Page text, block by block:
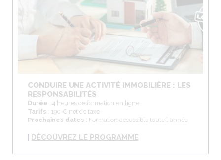
CONDUIRE UNE ACTIVITÉ IMMOBILIÈRE : LES
RESPONSABILITÉS
Durée : 4 heures de formation en ligne
Tarifs : 190 € net de taxe
Prochaines dates : Formation accessible toute l'année
DÉCOUVREZ LE PROGRAMME